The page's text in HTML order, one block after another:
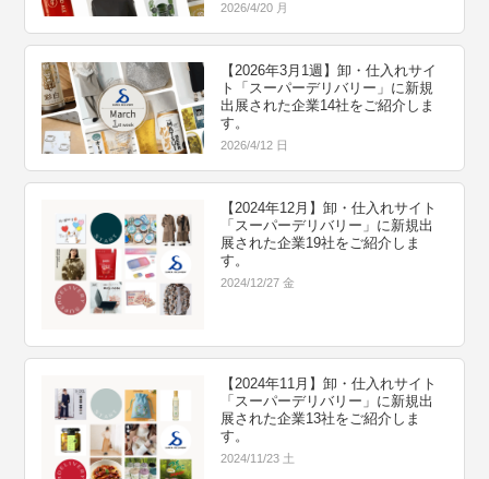
2026/4/20 月
【2026年3月1週】卸・仕入れサイ
ト「スーパーデリバリー」に新規
出展された企業14社をご紹介しま
す。
2026/4/12 日
【2024年12月】卸・仕入れサイト
「スーパーデリバリー」に新規出
展された企業19社をご紹介しま
す。
2024/12/27 金
【2024年11月】卸・仕入れサイト
「スーパーデリバリー」に新規出
展された企業13社をご紹介しま
す。
2024/11/23 土